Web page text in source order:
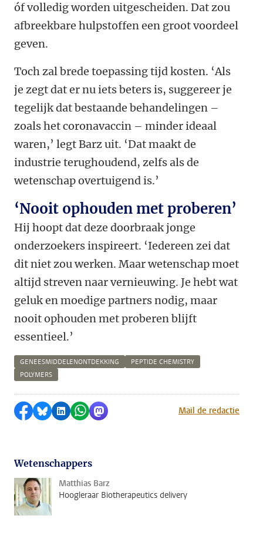
óf volledig worden uitgescheiden. Dat zou
afbreekbare hulpstoffen een groot voordeel
geven.
Toch zal brede toepassing tijd kosten. ‘Als
je zegt dat er nu iets beters is, suggereer je
tegelijk dat bestaande behandelingen –
zoals het coronavaccin – minder ideaal
waren,’ legt Barz uit. ‘Dat maakt de
industrie terughoudend, zelfs als de
wetenschap overtuigend is.’
‘Nooit ophouden met proberen’
Hij hoopt dat deze doorbraak jonge
onderzoekers inspireert. ‘Iedereen zei dat
dit niet zou werken. Maar wetenschap moet
altijd streven naar vernieuwing. Je hebt wat
geluk en moedige partners nodig, maar
nooit ophouden met proberen blijft
essentieel.’
GENEESMIDDELENONTDEKKING
PEPTIDE CHEMISTRY
POLYMERS
Delen op Facebook
Delen via Bluesky
Delen op LinkedIn
Delen via WhatsApp
Delen via MastodonMail de redactie
Wetenschappers
Matthias Barz
Hoogleraar Biotherapeutics delivery